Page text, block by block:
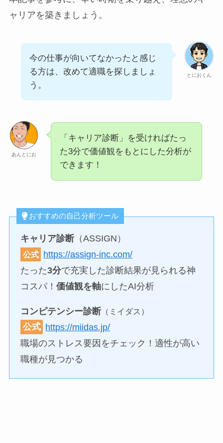
ャリアを築きましょう。
とにおくん
今の仕事が向いてなかったと感じ
る方は、改めて適職を探しましょ
う。
あんとにお
「キャリア診断」を受ければたっ
た3分で価値観をもとにした分析が
できます！
おすすめの自己分析ツール
キャリア診断（ASSIGN）
公式
https://assign-inc.com/
たった3分で充実した診断結果が見られる神
コスパ！価値観を軸にしたAI分析
コンピテンシー診断（ミイダス）
公式 https://miidas.jp/
職場のストレス要因をチェック！適性が高い
職種が見つかる